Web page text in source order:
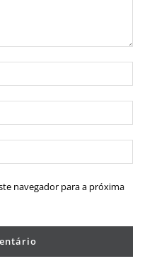
navegador para a próxima